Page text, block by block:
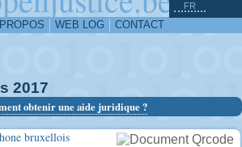
WEB LOG CONTACT
FR
2017
obtenir une aide juridique ?
bruxellois
^